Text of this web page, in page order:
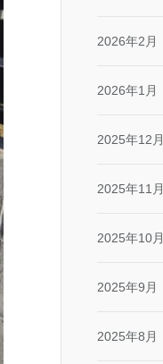
2026年2月
2026年1月
2025年12月
2025年11月
2025年10月
2025年9月
2025年8月